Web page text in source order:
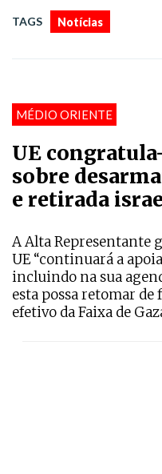
TAGS Notícias
MÉDIO ORIENTE
UE
sobre
e retirada
A Alta Representante
UE “continuará a
incluindo na sua
esta possa retomar
efetivo da Faixa de